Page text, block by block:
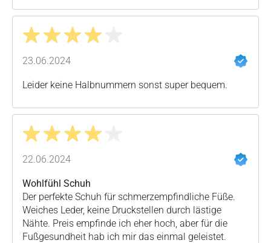
Bewertung mit 4 von 5 Sternen
23.06.2024
Leider keine Halbnummern sonst super bequem.
Bewertung mit 4 von 5 Sternen
22.06.2024
Wohlfühl Schuh
Der perfekte Schuh für schmerzempfindliche Füße.
Weiches Leder, keine Druckstellen durch lästige
Nähte. Preis empfinde ich eher hoch, aber für die
Fußgesundheit hab ich mir das einmal geleistet.